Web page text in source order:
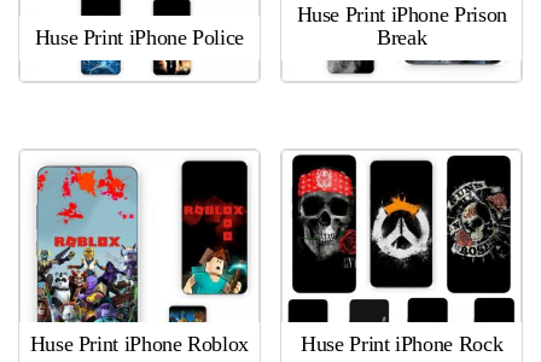
Huse Print iPhone Police
Huse Print iPhone Prison
Break
Huse Print iPhone Roblox Huse Print iPhone Rock